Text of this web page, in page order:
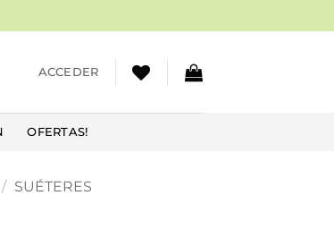
ACCEDER
OFERTAS!
/ SUÉTERES